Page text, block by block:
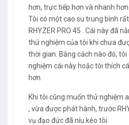
hơn, trực tiếp hơn và nhanh hơn.
Tôi có một cao su trung bình
RHYZER PRO 45 . Cái này đã
thử nghiệm của tôi khi chưa
thời gian. Bằng cách nào đó,
nghiệm cái này hoặc tôi thích
hơn.
Khi tôi cũng muốn thử nghiệm
, vừa được phát hành, trước
vụ đạo đức đã níu kéo tôi.